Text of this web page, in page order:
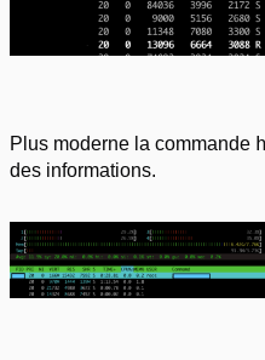
Plus moderne la commande
des informations.